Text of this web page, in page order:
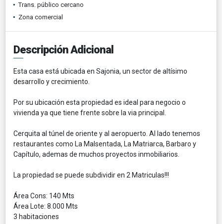
Trans. público cercano
Zona comercial
Descripción Adicional
Esta casa está ubicada en Sajonia, un sector de altísimo
desarrollo y crecimiento.
Por su ubicación esta propiedad es ideal para negocio o
vivienda ya que tiene frente sobre la via principal.
Cerquita al túnel de oriente y al aeropuerto. Al lado tenemos
restaurantes como La Malsentada, La Matriarca, Barbaro y
Capítulo, ademas de muchos proyectos inmobiliarios.
La propiedad se puede subdividir en 2 Matriculas!!!
Área Cons: 140 Mts
Área Lote: 8.000 Mts
3 habitaciones